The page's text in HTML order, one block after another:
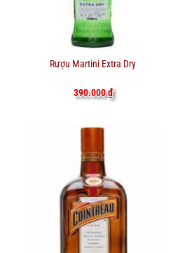
Rượu Martini Extra Dry
390.000₫